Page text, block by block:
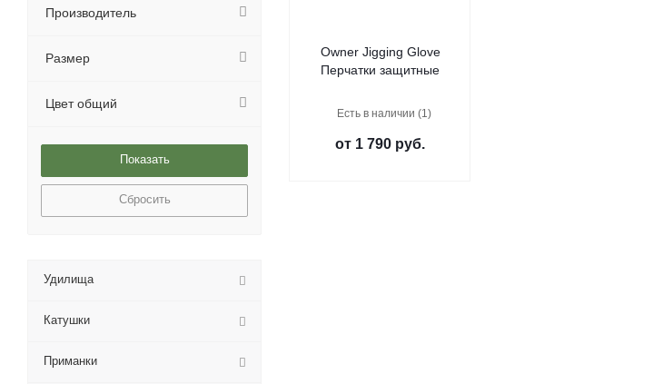
Owner Jigging Glove
Перчатки защитные
Есть в наличии (1)
от 1 790 руб.
Производитель
Размер
Цвет общий
Сбросить
Удилища
Катушки
Приманки